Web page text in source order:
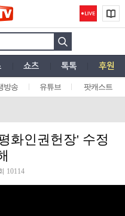
쇼츠 톡톡 후원
방송 유튜브 팟캐스트
화인권헌장' 수정
10114